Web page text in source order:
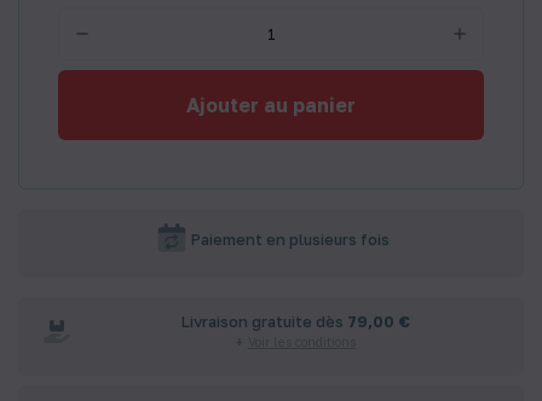
Ajouter au panier
Paiement en plusieurs fois
Livraison gratuite dès 79,00 €